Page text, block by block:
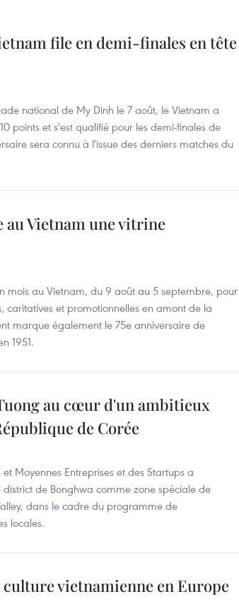
file en demi-finales en tête
national de My Dinh le 7 août, le Vietnam a
points et s'est qualifié pour les demi-finales de
sera connu à l'issue des derniers matches du
au Vietnam une vitrine
mois au Vietnam, du 9 août au 5 septembre, pour
caritatives et promotionnelles en amont de la
marque également le 75e anniversaire de
1951.
au cœur d'un ambitieux
de Corée
Moyennes Entreprises et des Startups a
de Bonghwa comme zone spéciale de
dans le cadre du programme de
locales.
vietnamienne en Europe